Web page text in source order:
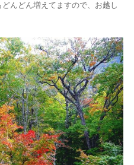
んどん増えてますので、お越し